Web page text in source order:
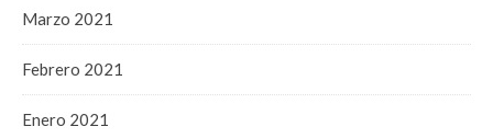
Marzo 2021
Febrero 2021
Enero 2021